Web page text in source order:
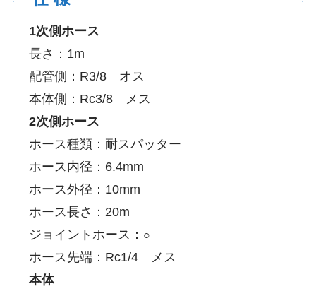
1次側ホース
長さ：1m
配管側：R3/8 オス
本体側：Rc3/8 メス
2次側ホース
ホース種類：耐スパッター
ホース内径：6.4mm
ホース外径：10mm
ホース長さ：20m
ジョイントホース： ○
ホース先端：Rc1/4 メス
本体